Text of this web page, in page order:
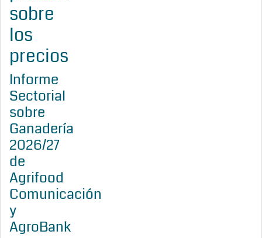
sobre
los
precios
Informe
Sectorial
sobre
Ganadería
2026/27
de
Agrifood
Comunicación
y
AgroBank